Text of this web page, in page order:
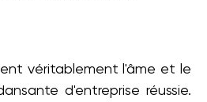
véritablement l'âme et le
d'entreprise réussie.